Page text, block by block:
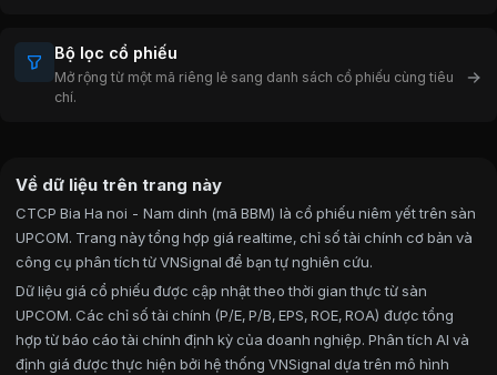
Bộ lọc cổ phiếu
Mở rộng từ một mã riêng lẻ sang danh sách cổ phiếu cùng tiêu
chí.
Về dữ liệu trên trang này
CTCP Bia Ha noi - Nam dinh (mã BBM) là cổ phiếu niêm yết trên sàn
UPCOM. Trang này tổng hợp giá realtime, chỉ số tài chính cơ bản và
công cụ phân tích từ VNSignal để bạn tự nghiên cứu.
Dữ liệu giá cổ phiếu được cập nhật theo thời gian thực từ sàn
UPCOM. Các chỉ số tài chính (P/E, P/B, EPS, ROE, ROA) được tổng
hợp từ báo cáo tài chính định kỳ của doanh nghiệp. Phân tích AI và
định giá được thực hiện bởi hệ thống VNSignal dựa trên mô hình